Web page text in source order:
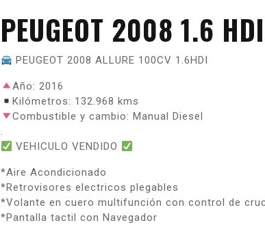
PEUGEOT 2008 1.6
PEUGEOT 2008 ALLURE 100CV 1.6HDI
Año: 2016
Kilómetros: 132.968 kms
Combustible y cambio: Manual Diesel
.
VEHICULO VENDIDO
*Aire Acondicionado
*Retrovisores electricos plegables
*Volante en cuero multifunción con control de
*Pantalla tactil con Navegador